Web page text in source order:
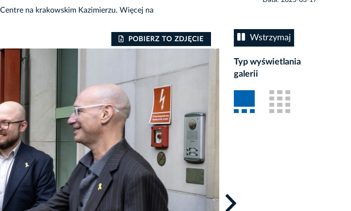
Wstrzymaj
Typ wyświetlania
galerii
na krakowskim Kazimierzu. Więcej na
POBIERZ TO ZDJĘCIE